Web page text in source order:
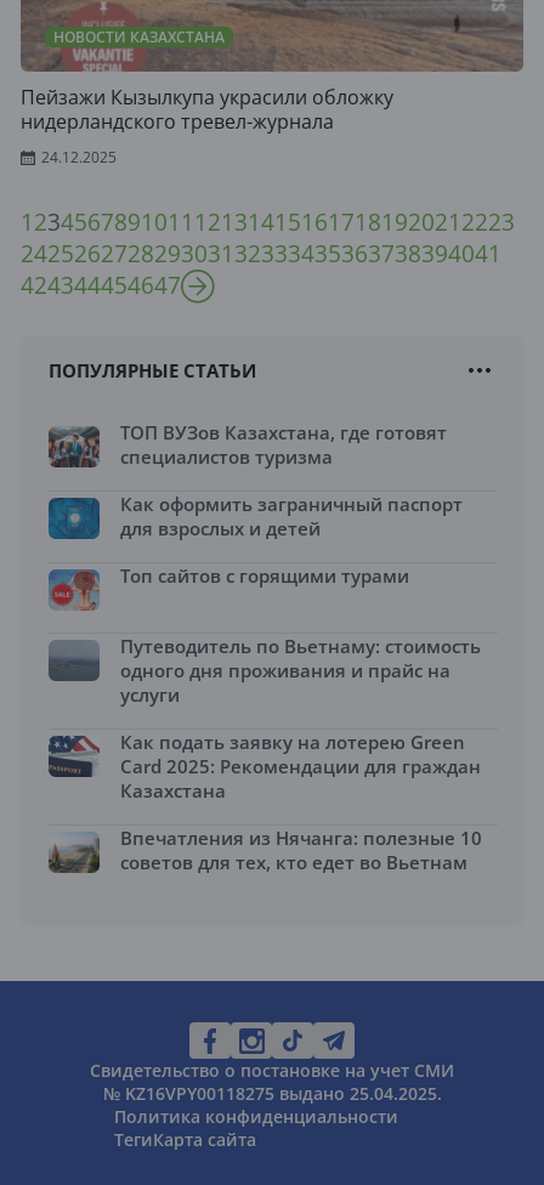
НОВОСТИ КАЗАХСТАНА
Пейзажи Кызылкупа украсили обложку
нидерландского тревел-журнала
24.12.2025
1234567891011 121314151617181920212223
242526272829303132333435363738394041
424344454647
ПОПУЛЯРНЫЕ СТАТЬИ
ТОП ВУЗов Казахстана, где готовят
специалистов туризма
Как оформить заграничный паспорт
для взрослых и детей
Топ сайтов с горящими турами
Путеводитель по Вьетнаму: стоимость
одного дня проживания и прайс на
услуги
Как подать заявку на лотерею Green
Card 2025: Рекомендации для граждан
Казахстана
Впечатления из Нячанга: полезные 10
советов для тех, кто едет во Вьетнам
Свидетельство о постановке на учет СМИ
№ KZ16VPY00118275 выдано 25.04.2025.
Политика конфиденциальности
ТегиКарта сайта